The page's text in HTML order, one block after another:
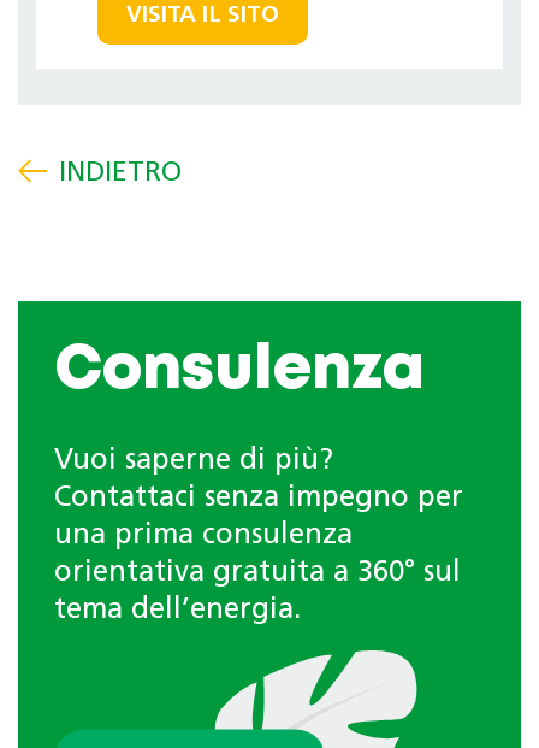
VISITA IL SITO
Consulenza
Vuoi saperne di più?
Contattaci senza impegno per
una prima consulenza
orientativa gratuita a 360° sul
tema dell’energia.